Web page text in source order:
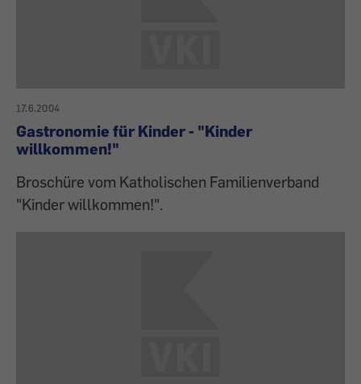
17.6.2004
Gastronomie für Kinder - "Kinder
willkommen!"
Broschüre vom Katholischen Familienverband
"Kinder willkommen!".